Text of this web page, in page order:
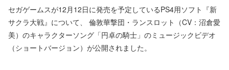
セガゲームスが12月12日に発売を予定しているPS4用ソフト『新
サクラ大戦』について、 倫敦華撃団・ランスロット（CV：沼倉愛
美）のキャラクターソング「円卓の騎士」のミュージックビデオ
（ショートバージョン）が公開されました。